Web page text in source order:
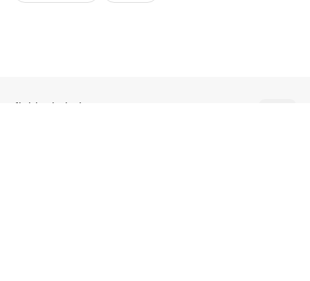
flyblockchain